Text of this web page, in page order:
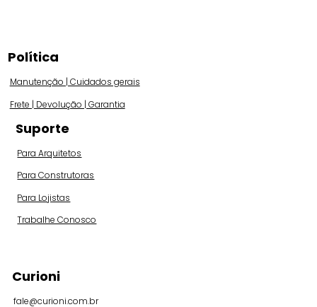
Política
Manutenção | Cuidados gerais
Frete | Devolução | Garantia
Suporte
Para Arquitetos
Para Construtoras
Para Lojistas
Trabalhe Conosco
Curioni
fale@curioni.com.br